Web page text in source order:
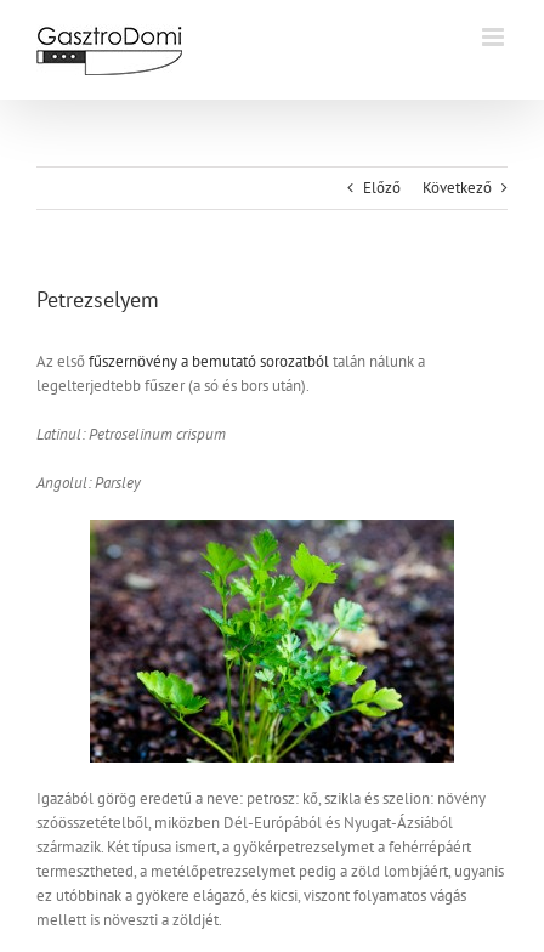
Előző Következő
Petrezselyem
Az elsőfűszernövény a bemutató sorozatbóltalán nálunk a
legelterjedtebb fűszer (a só és bors után).
Latinul: Petroselinum crispum
Angolul: Parsley
Igazából görög eredetű a neve: petrosz: kő, szikla és szelion: növény
szóösszetételből, miközben Dél-Európából és Nyugat-Ázsiából
származik. Két típusa ismert, a gyökérpetrezselymet a fehérrépáért
termesztheted, a metélőpetrezselymet pedig a zöld lombjáért, ugyanis
ez utóbbinak a gyökere elágazó, és kicsi, viszont folyamatos vágás
mellett is növeszti a zöldjét.